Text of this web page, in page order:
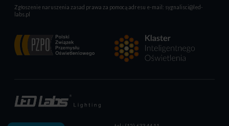
Zgłoszenie naruszenia zasad prawa za pomocą adresu e-mail: sygnalisci@led-
labs.pl